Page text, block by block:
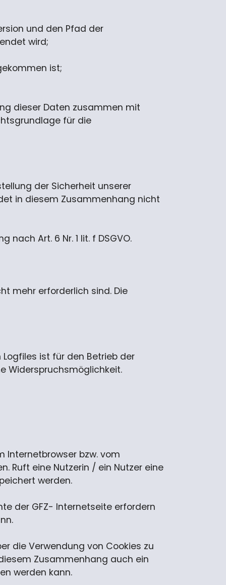
und den Pfad der
wird;
ist;
dieser Daten zusammen mit
für die
der Sicherheit unserer
in diesem Zusammenhang nicht
Art. 6 Nr. 1 lit. f DSGVO.
mehr erforderlich sind. Die
ist für den Betrieb der
Widerspruchsmöglichkeit.
Internetbrowser bzw. vom
Ruft eine Nutzerin / ein Nutzer eine
werden.
der GFZ- Internetseite erfordern
die Verwendung von Cookies zu
Zusammenhang auch ein
werden kann.